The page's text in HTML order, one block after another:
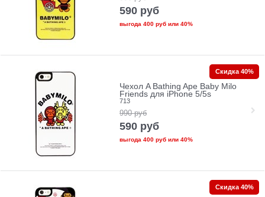
590 руб
выгода 400 рубили 40%
Чехол A Bathing Ape Baby Milo
Friends для iPhone 5/5s
713
990 руб
590 руб
выгода 400 рубили 40%
Скидка 40%
Скидка 40%